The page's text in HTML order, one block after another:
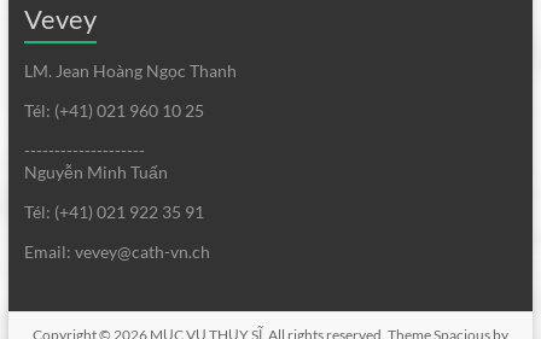
Vevey
LM. Jean Hoàng Ngọc Thanh
Tél: (+41) 021 960 10 25
--------------------
Nguyễn Minh Tuấn
Tél: (+41) 021 922 35 91
Email: vevey@cath-vn.ch
Copyright © 2026 MỤC VỤ THỤY SĨ. All rights reserved. ThemeSpaciousby